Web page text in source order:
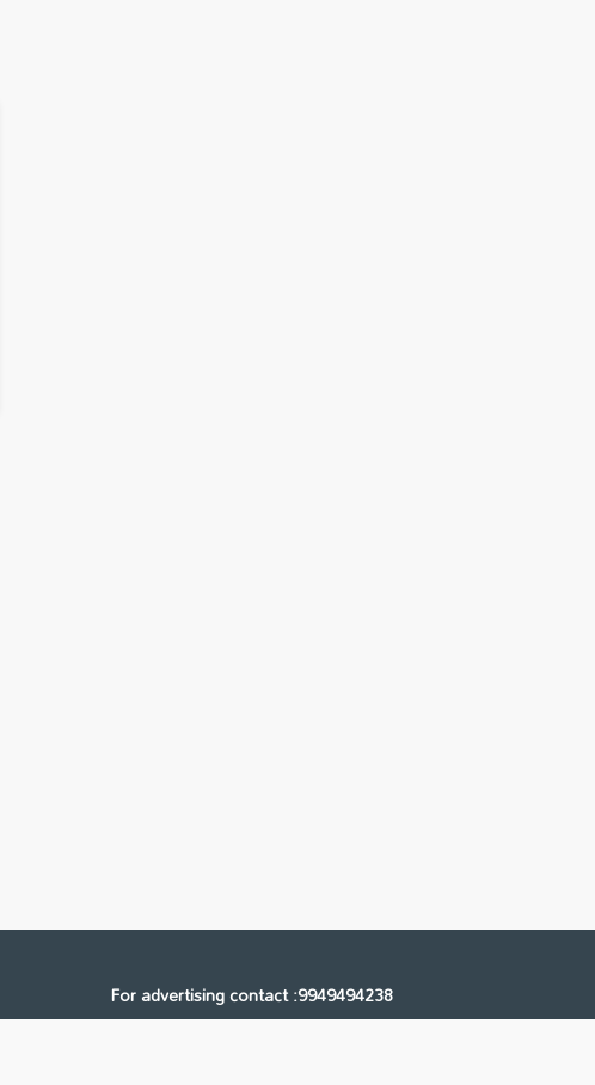
For advertising contact :9949494238
Email: digital@ntvnetwork.com